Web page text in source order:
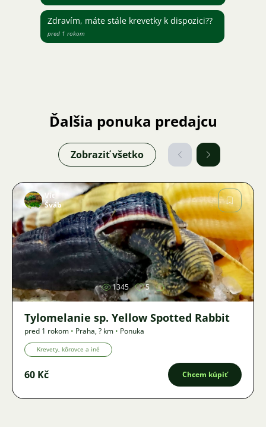
Zdravím, máte stále krevetky k dispozici??
pred 1 rokom
Ďalšia ponuka predajcu
Zobraziť všetko
Obrázok
Vít
Šváb
1345 5
Tylomelanie sp. Yellow Spotted Rabbit
pred 1 rokom • Praha,? km • Ponuka
Krevety, kôrovce a iné
60 Kč Chcem kúpiť